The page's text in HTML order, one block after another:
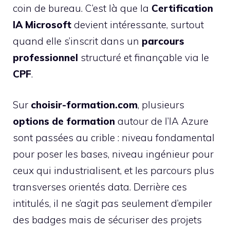
coin de bureau. C’est là que la Certification
IA Microsoft devient intéressante, surtout
quand elle s’inscrit dans un parcours
professionnel structuré et finançable via le
CPF.
Sur choisir-formation.com, plusieurs
options de formation autour de l’IA Azure
sont passées au crible : niveau fondamental
pour poser les bases, niveau ingénieur pour
ceux qui industrialisent, et les parcours plus
transverses orientés data. Derrière ces
intitulés, il ne s’agit pas seulement d’empiler
des badges mais de sécuriser des projets